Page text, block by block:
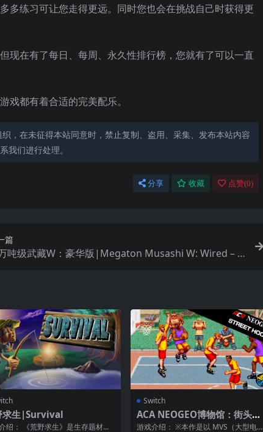
多练习可让您走得更远。同时您也会在挑战自己时获得更
现在有了每日、每周、永久性排行榜，您就有了可以一直
戏都有着合适的完美配乐。
，在未征得本站同意时，禁止复制、盗用、采集、发布本站内容
我们进行处理。
分享 收藏 点赞(0)
篇
吨级武藏W：豪华版|Megaton Musashi W: Wired – D
求生|Survival
绍： 《荒野求生》是生存题材的
Switch
ACA NEOGEO博物馆：街头篮
球|ACA Neo Geo: Street Hoo
游戏介绍： ※本作是以 MVS（大型电玩